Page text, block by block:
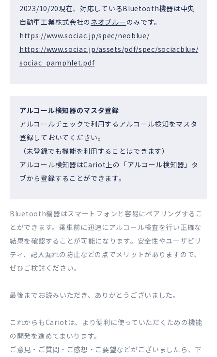
2023/10/20現在、対応しているBluetooth機器は中央
自動車工業株式会社の ネオブルーのみです。
https://www.sociac.jp/spec/neoblue/
https://www.sociac.jp/assets/pdf/spec/sociacblue/
sociac_pamphlet.pdf
アルコール検知器のマスタ登録
アルコールチェックで利用するアルコール検知をマスタ
登録しておいてください。
（未登録でも機能を利用することはできます）
アルコール検知器はCariot上の「アルコール検知器」タ
ブから登録することができます。
Bluetooth機器はスマートフォンと容易にペアリングするこ
とができます。乗車前に迅速にアルコール検査を行い正確な
結果を確認することが可能になります。安全性やユーザビリ
ティ、記入漏れの防止などの点でメリットがありますので、
ぜひご検討ください。
最後までお読みいただき、ありがとうございました。
これからもCariotは、より便利に使っていただくための機能
の開発を進めてまいります。
ご意見・ご質問・ご感想・ご要望などがございましたら、下